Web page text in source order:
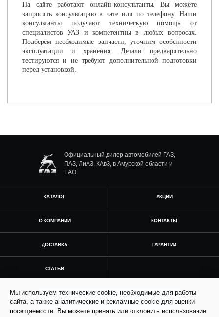
На сайте работают онлайн-консультанты. Вы можете
запросить консультацию в чате или по телефону. Наши
консультанты получают техническую помощь от
специалистов УАЗ и компетентны в любых вопросах.
Подберём необходимые запчасти, уточним особенности
эксплуатации и хранения. Детали предварительно
тестируются и не требуют дополнительной подготовки
перед установкой.
Официальный дилер автомобилей ГАЗ,
ПАЗ, ЛиАЗ, КАвЗ, в Амурской области и
ЕАО
КАТАЛОГ АКЦИИ
О КОМПАНИИ КОНТАКТЫ
ДОСТАВКА ГАРАНТИИ
СТАТЬИ
Получить консультацию
Мы используем технические cookie, необходимые для работы
сайта, а также аналитические и рекламные cookie для оценки
посещаемости. Вы можете принять или отклонить использование